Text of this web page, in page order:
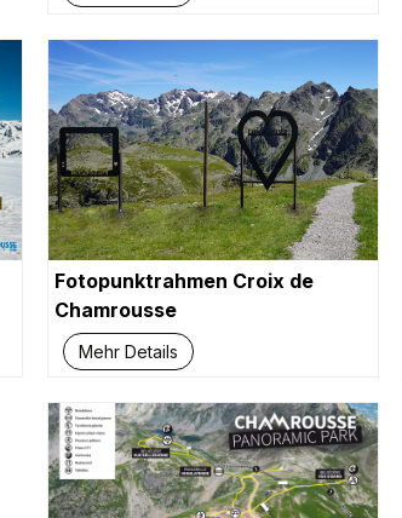
Fotopunktrahmen Croix de
Chamrousse
Mehr Details